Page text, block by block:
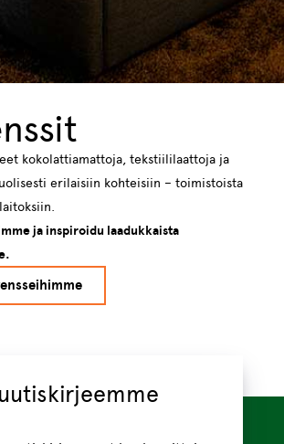
kokolattiamattoja, tekstiililaattoja ja
erilaisiin kohteisiin – toimistoista
ja inspiroidu laadukkaista